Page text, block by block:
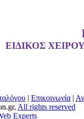
ΕΙΔΙΚΟΣ
| Επικοινωνία |
All rights reserved
Experts